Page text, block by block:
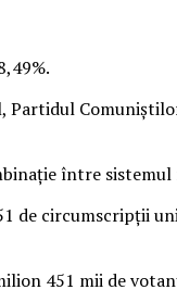
Partidul
între
de circumscripţii
451 mii de